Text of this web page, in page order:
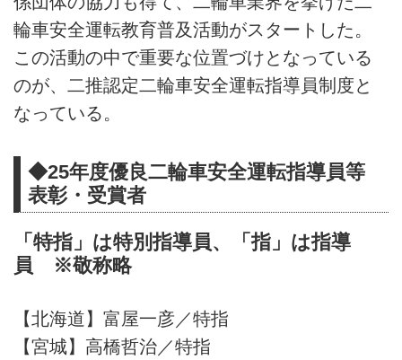
輪車安全運転教育普及活動がスタートした。
この活動の中で重要な位置づけとなっている
のが、二推認定二輪車安全運転指導員制度と
なっている。
◆25年度優良二輪車安全運転指導員等
表彰・受賞者
「特指」は特別指導員、「指」は指導
員 ※敬称略
【北海道】富屋一彦／特指
【宮城】高橋哲治／特指